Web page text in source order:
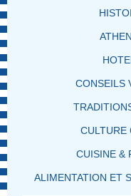
CONSEILS
CULTURE
CUISINE &
ALIMENTATION ET